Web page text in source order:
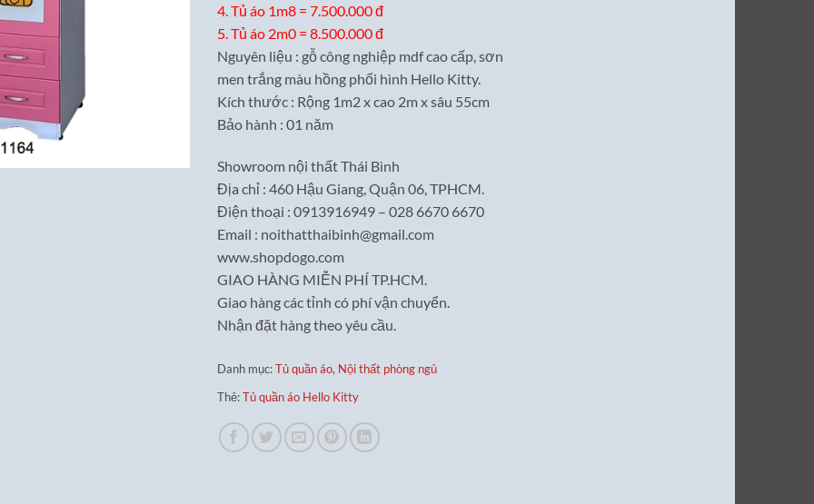
4. Tủ áo 1m8 = 7.500.000 đ
5. Tủ áo 2m0 = 8.500.000 đ
Nguyên liệu : gỗ công nghiệp mdf cao cấp, sơn
men trắng màu hồng phối hình Hello Kitty.
Kích thước : Rộng 1m2 x cao 2m x sâu 55cm
Bảo hành : 01 năm
Showroom nội thất Thái Bình
Địa chỉ : 460 Hậu Giang, Quận 06, TPHCM.
Điện thoại : 0913916949 – 028 6670 6670
Email : noithatthaibinh@gmail.com
www.shopdogo.com
GIAO HÀNG MIỄN PHÍ TP.HCM.
Giao hàng các tỉnh có phí vận chuyển.
Nhận đặt hàng theo yêu cầu.
Danh mục:Tủ quần áo, Nội thất phòng ngủ
Thẻ:Tủ quần áo Hello Kitty